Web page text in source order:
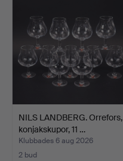
NILS LANDBERG. Orrefors,
konjakskupor, 11 …
Klubbades 6 aug 2026
2 bud